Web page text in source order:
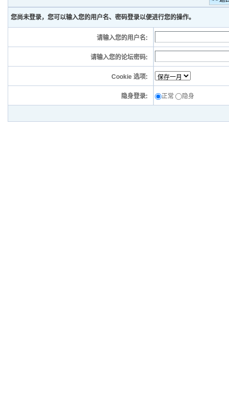
您尚未登录，您可以输入您的用户名、密码登录以便进行您的操作。
请输入您的用户名:
请输入您的论坛密码:
Cookie 选项:
隐身登录: 正常 隐身